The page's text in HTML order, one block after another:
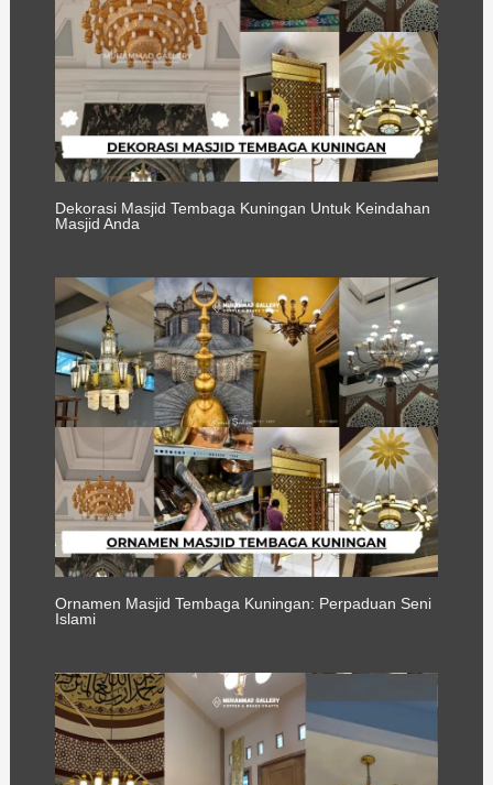
Dekorasi Masjid Tembaga Kuningan Untuk Keindahan
Masjid Anda
Ornamen Masjid Tembaga Kuningan: Perpaduan Seni
Islami